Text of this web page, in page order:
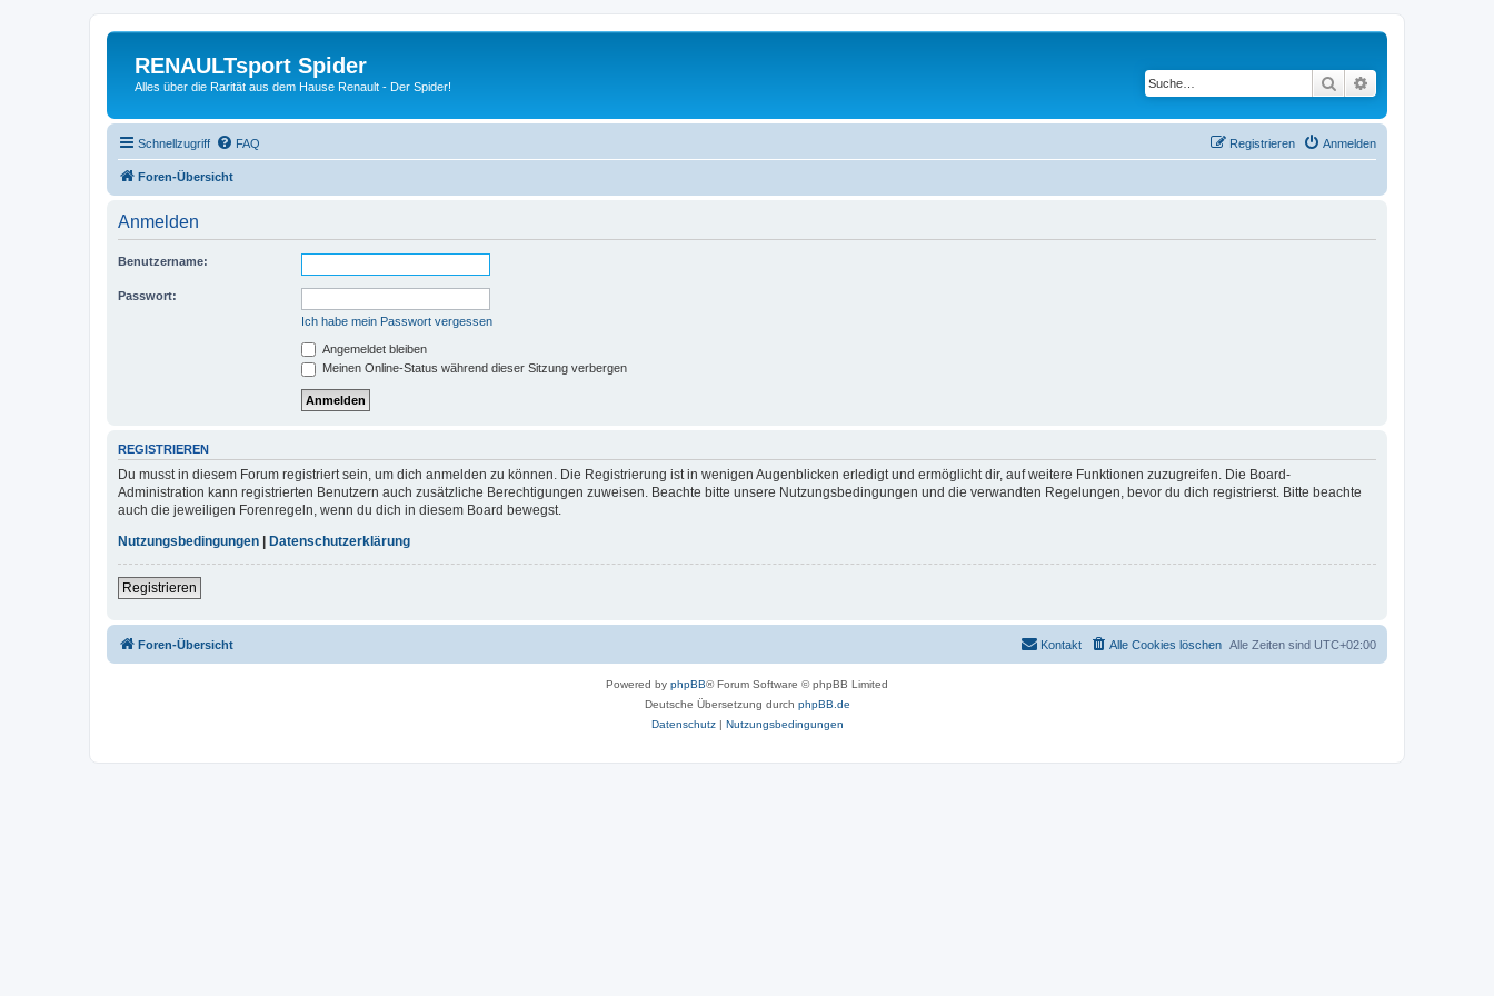
RENAULTsport Spider
Alles über die Rarität aus dem Hause Renault - Der Spider! Suche
Schnellzugriff FAQ Anmelden
Registrieren
Foren-Übersicht
Anmelden
Benutzername:
Passwort:
Ich habe mein Passwort vergessen
Angemeldet bleiben
Meinen Online-Status während dieser Sitzung verbergen
REGISTRIEREN
Du musst in diesem Forum registriert sein, um dich anmelden zu können. Die Registrierung ist in wenigen Augenblicken erledigt und ermöglicht dir, auf weitere Funktionen zuzugreifen. Die Board-
Administration kann registrierten Benutzern auch zusätzliche Berechtigungen zuweisen. Beachte bitte unsere Nutzungsbedingungen und die verwandten Regelungen, bevor du dich registrierst. Bitte beachte
auch die jeweiligen Forenregeln, wenn du dich in diesem Board bewegst.
Nutzungsbedingungen
Datenschutzerklärung
Registrieren
Foren-Übersicht Alle Zeiten sind UTC+02:00
Alle Cookies löschen
Kontakt
Powered by phpBB® Forum Software © phpBB Limited
Deutsche Übersetzung durch phpBB.de
Datenschutz| Nutzungsbedingungen